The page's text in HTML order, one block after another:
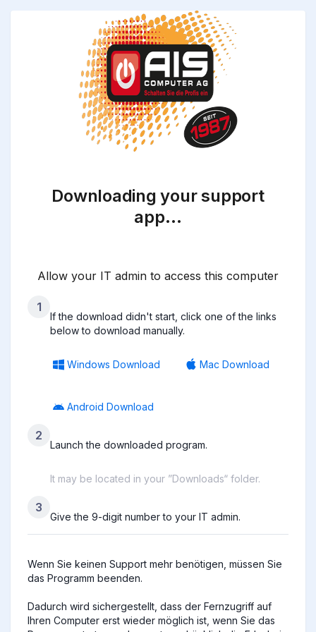
Downloading your support
app…
Allow your IT admin to access this computer
1
If the download didn't start, click one of the links
below to download manually.
Windows Download Mac Download
Android Download
2
Launch the downloaded program.
It may be located in your ”Downloads“ folder.
3
Give the 9-digit number to your IT admin.
Wenn Sie keinen Support mehr benötigen, müssen Sie
das Programm beenden.
Dadurch wird sichergestellt, dass der Fernzugriff auf
Ihren Computer erst wieder möglich ist, wenn Sie das